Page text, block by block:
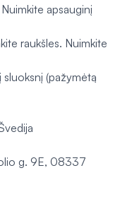
apsauginį
raukšles. Nuimkite
(pažymėtą
g. 9E, 08337